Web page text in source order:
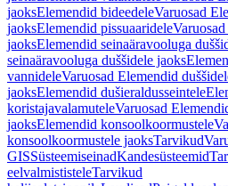
jaoksElemendid bideedeleVaruosad
jaoksElemendid pissuaaridele
jaoksElemendid seinaäravooluga
seinaäravooluga duššidele jaoks
vannideleVaruosad Elemendid
jaoksElemendid dušieraldusseintele
koristajavalamuteleVaruosad
jaoksElemendid konsoolkoormustele
konsoolkoormustele jaoksTarvikud
GISSüsteemiseinadKandesüsteemid
eelvalmististeleTarvikud